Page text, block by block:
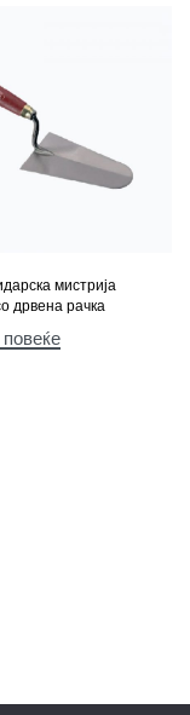
мистрија
дрвена рачка
повеќе